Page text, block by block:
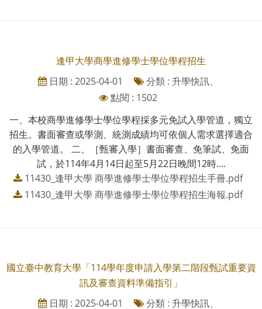
逢甲大學商學進修學士學位學程招生
日期 : 2025-04-01
分類 : 升學快訊、
點閱 : 1502
一、本校商學進修學士學位學程採多元免試入學管道，獨立
招生。書面審查或學測、統測成績均可依個人需求選擇適合
的入學管道。 二、［甄審入學］書面審查、免筆試、免面
試，於114年4月14日起至5月22日晚間12時....
11430_逢甲大學 商學進修學士學位學程招生手冊.pdf
11430_逢甲大學 商學進修學士學位學程招生海報.pdf
國立臺中教育大學「114學年度申請入學第二階段甄試重要資
訊及審查資料準備指引」
日期 : 2025-04-01
分類 : 升學快訊、